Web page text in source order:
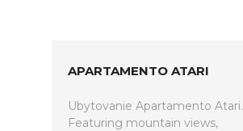
APARTAMENTO ATARI
Ubytovanie Apartamento Atari.
Featuring mountain views,